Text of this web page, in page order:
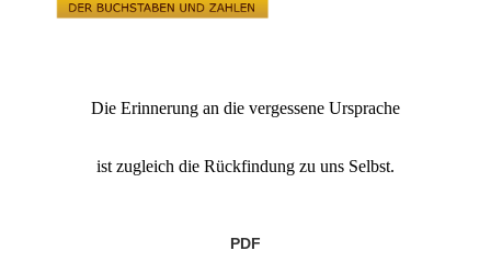
Die Erinnerung an die vergessene Ursprache
ist zugleich die Rückfindung zu uns Selbst.
PDF